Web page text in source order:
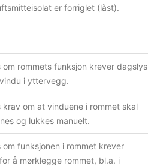
er forriglet (låst).
om rommets funksjon krever dagslys
i yttervegg.
krav om at vinduene i rommet skal
og lukkes manuelt.
om funksjonen i rommet krever
å mørklegge rommet, bl.a. i